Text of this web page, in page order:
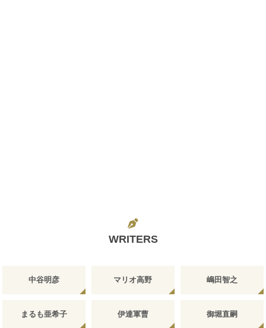
WRITERS
中谷明彦 マリオ高野 嶋田智之
まるも亜希子 伊達軍曹 御堀直嗣